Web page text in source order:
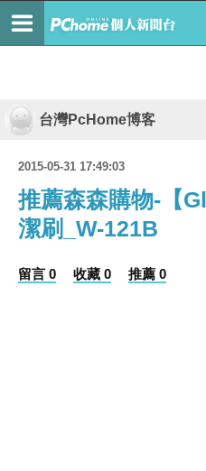
台灣PcHome博客
2015-05-31 17:49:03
推薦森森購物-【
潔刷_W-121B
留言 0 收藏 0 推薦 0